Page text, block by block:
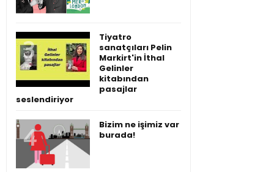
Tiyatro
sanatçıları Pelin
Markirt'in İthal
Gelinler
kitabından
pasajlar
seslendiriyor
Bizim ne işimiz var
burada!